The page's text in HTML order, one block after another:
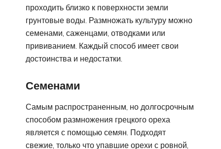
проходить близко к поверхности земли
грунтовые воды. Размножать культуру можно
семенами, саженцами, отводками или
прививанием. Каждый способ имеет свои
достоинства и недостатки.
Семенами
Самым распространенным, но долгосрочным
способом размножения грецкого ореха
является с помощью семян. Подходят
свежие, только что упавшие орехи с ровной,